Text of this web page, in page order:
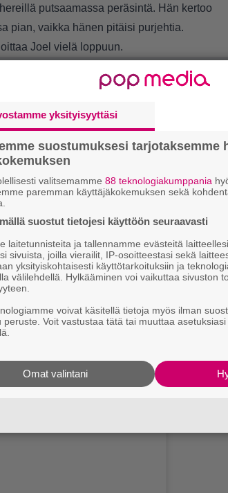
putsaamassa peräsintä. Hän kertoo
pian, vaikka hänen pitäisi purjehtia.
Joel vielä loppuun.
levälauttoja, jotka lähestyvät uhkaavasti
yksityisyyttäsi
suostumuksesi tarjotaksemme
valitsemamme 88 teknologiakumppania
paremman käyttäjäkokemuksen sekä
suostut tietojesi käyttöön seuraavasti
laitetunnisteita ja tallennamme evästeitä
sivuista, joilla vierailit, IP-osoitteestasi sekä
yksityiskohtaisesti käyttötarkoituksiin ja
välilehdellä. Hylkääminen voi vaikuttaa sivuston
voivat käsitellä tietoja myös ilman
peruste. Voit vastustaa tätä tai muuttaa
Omat valintani